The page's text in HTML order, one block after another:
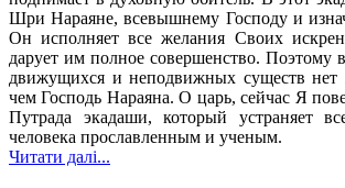
Шри Нараяне, всевышнему Господу и
Он исполняет все желания Своих
дарует им полное совершенство. Поэтому
движущихся и неподвижных существ нет
чем Господь Нараяна. О царь, сейчас Я
Путрада экадаши, который устраняет
человека прославленным и ученым.
Читати далі...